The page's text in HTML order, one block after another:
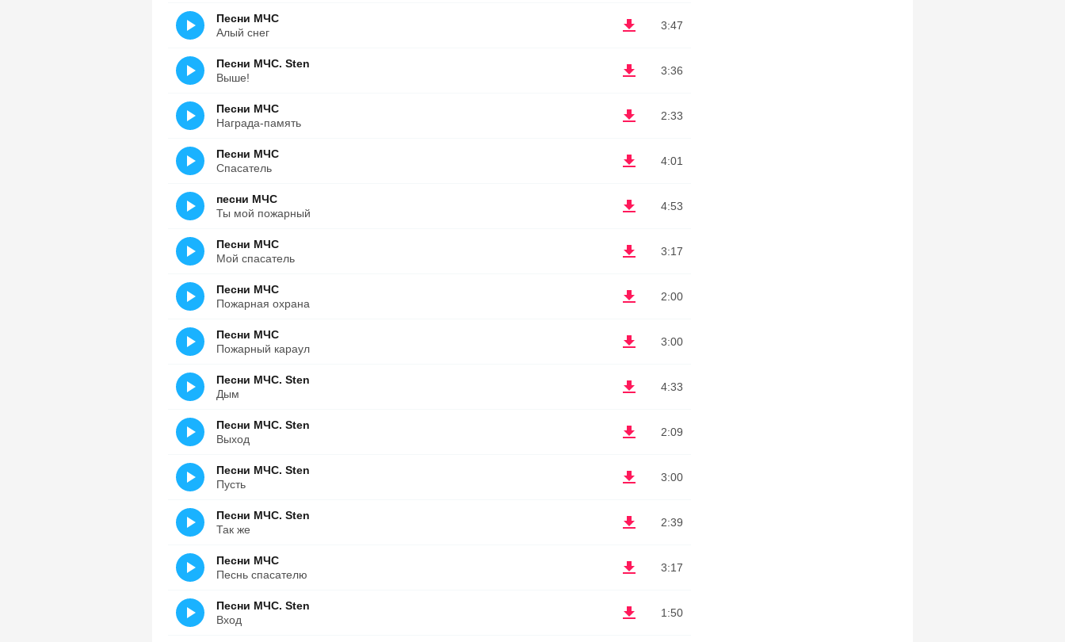
3:47
Песни МЧС
Алый снег
3:36
Песни МЧС. Sten
Выше!
2:33
Песни МЧС
Награда-память
4:01
Песни МЧС
Спасатель
4:53
песни МЧС
Ты мой пожарный
3:17
Песни МЧС
Мой спасатель
2:00
Песни МЧС
Пожарная охрана
3:00
Песни МЧС
Пожарный караул
4:33
Песни МЧС. Sten
Дым
2:09
Песни МЧС. Sten
Выход
3:00
Песни МЧС. Sten
Пусть
2:39
Песни МЧС. Sten
Так же
3:17
Песни МЧС
Песнь спасателю
1:50
Песни МЧС. Sten
Вход